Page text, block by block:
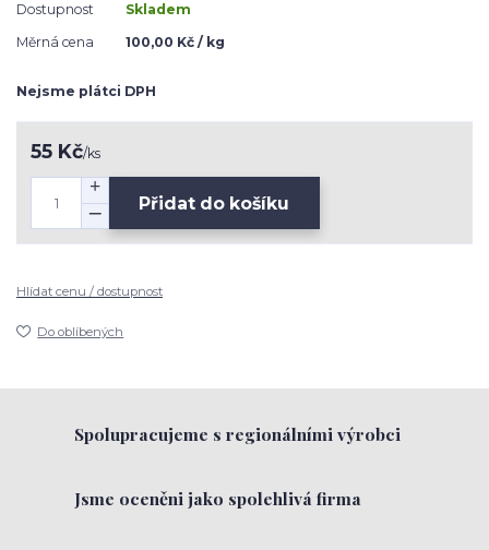
Dostupnost
Skladem
Měrná cena
100,00 Kč / kg
Nejsme plátci DPH
55 Kč/ks
Přidat do košíku
Hlídat cenu / dostupnost
Do oblíbených
Spolupracujeme s regionálními výrobci
Jsme oceněni jako spolehlivá firma